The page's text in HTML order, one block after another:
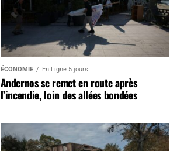
ÉCONOMIE En Ligne 5 jours
Andernos se remet en route après
l’incendie, loin des allées bondées